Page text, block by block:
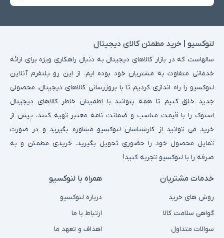
لنوکسیو | خرید مطمئن کالای دیجیتال
سالهاست که در بازار کالاهای دیجیتال به دنبال راهکاری ویژه برای ارائه
خدماتی متفاوت به مشتریان خود بوده ایم. از این رو پلتفرم آنلاین
لنوکسیو را راه اندازی کردیم تا با بروزرسانی کالاهای دیجیتال، محصولی
جدید خلق کنیم تا همه بتوانند با اطمینان خاطر کالاهای دیجیتال
استوک را با قیمت مناسب و ضمانت نامه معتبر تهیه کنند. پیش از
خرید می توانید از کارشناسان لنوکسیو مشاوره بگیرید و در صورت
تمایل محصول خود را حضوری تحویل بگیرید. خریدی مطمئن و به
صرفه را با لنوکسیو تجربه کنید!
خدمات مشتریان
روش های خرید
گواهی سلامت کالا
سوالات متداول
همراه با لنوکسیو
درباره لنوکسیو
ارتباط با ما
اهداف و تعهد ما